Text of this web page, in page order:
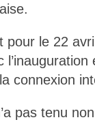
pour le 22
connexion
pas tenu